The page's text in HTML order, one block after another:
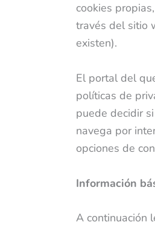
cookies
través del sitio
existen).
El portal del
políticas de
puede decidir
navega por
opciones de
Información
A continuación